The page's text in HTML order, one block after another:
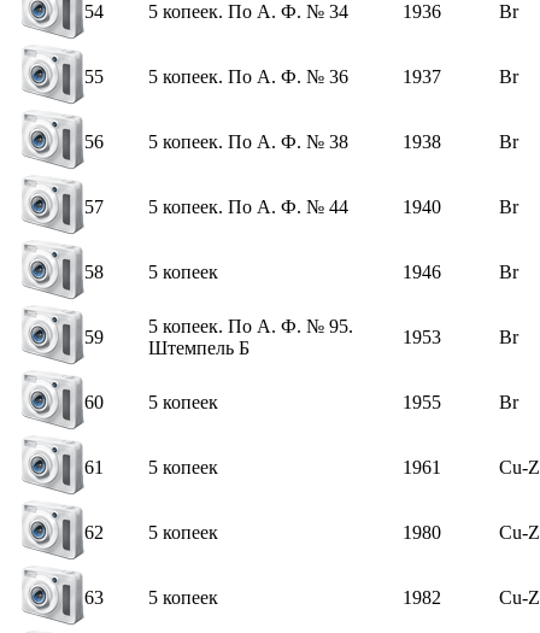
54 5 копеек. По А. Ф. № 34 1936 Br
55 5 копеек. По А. Ф. № 36 1937 Br
56 5 копеек. По А. Ф. № 38 1938 Br
57 5 копеек. По А. Ф. № 44 1940 Br
58 5 копеек 1946 Br
59
5 копеек. По А. Ф. № 95.
Штемпель Б
1953 Br
60 5 копеек 1955 Br
61 5 копеек 1961 Сu-
62 5 копеек 1980 Cu-
63 5 копеек 1982 Cu-